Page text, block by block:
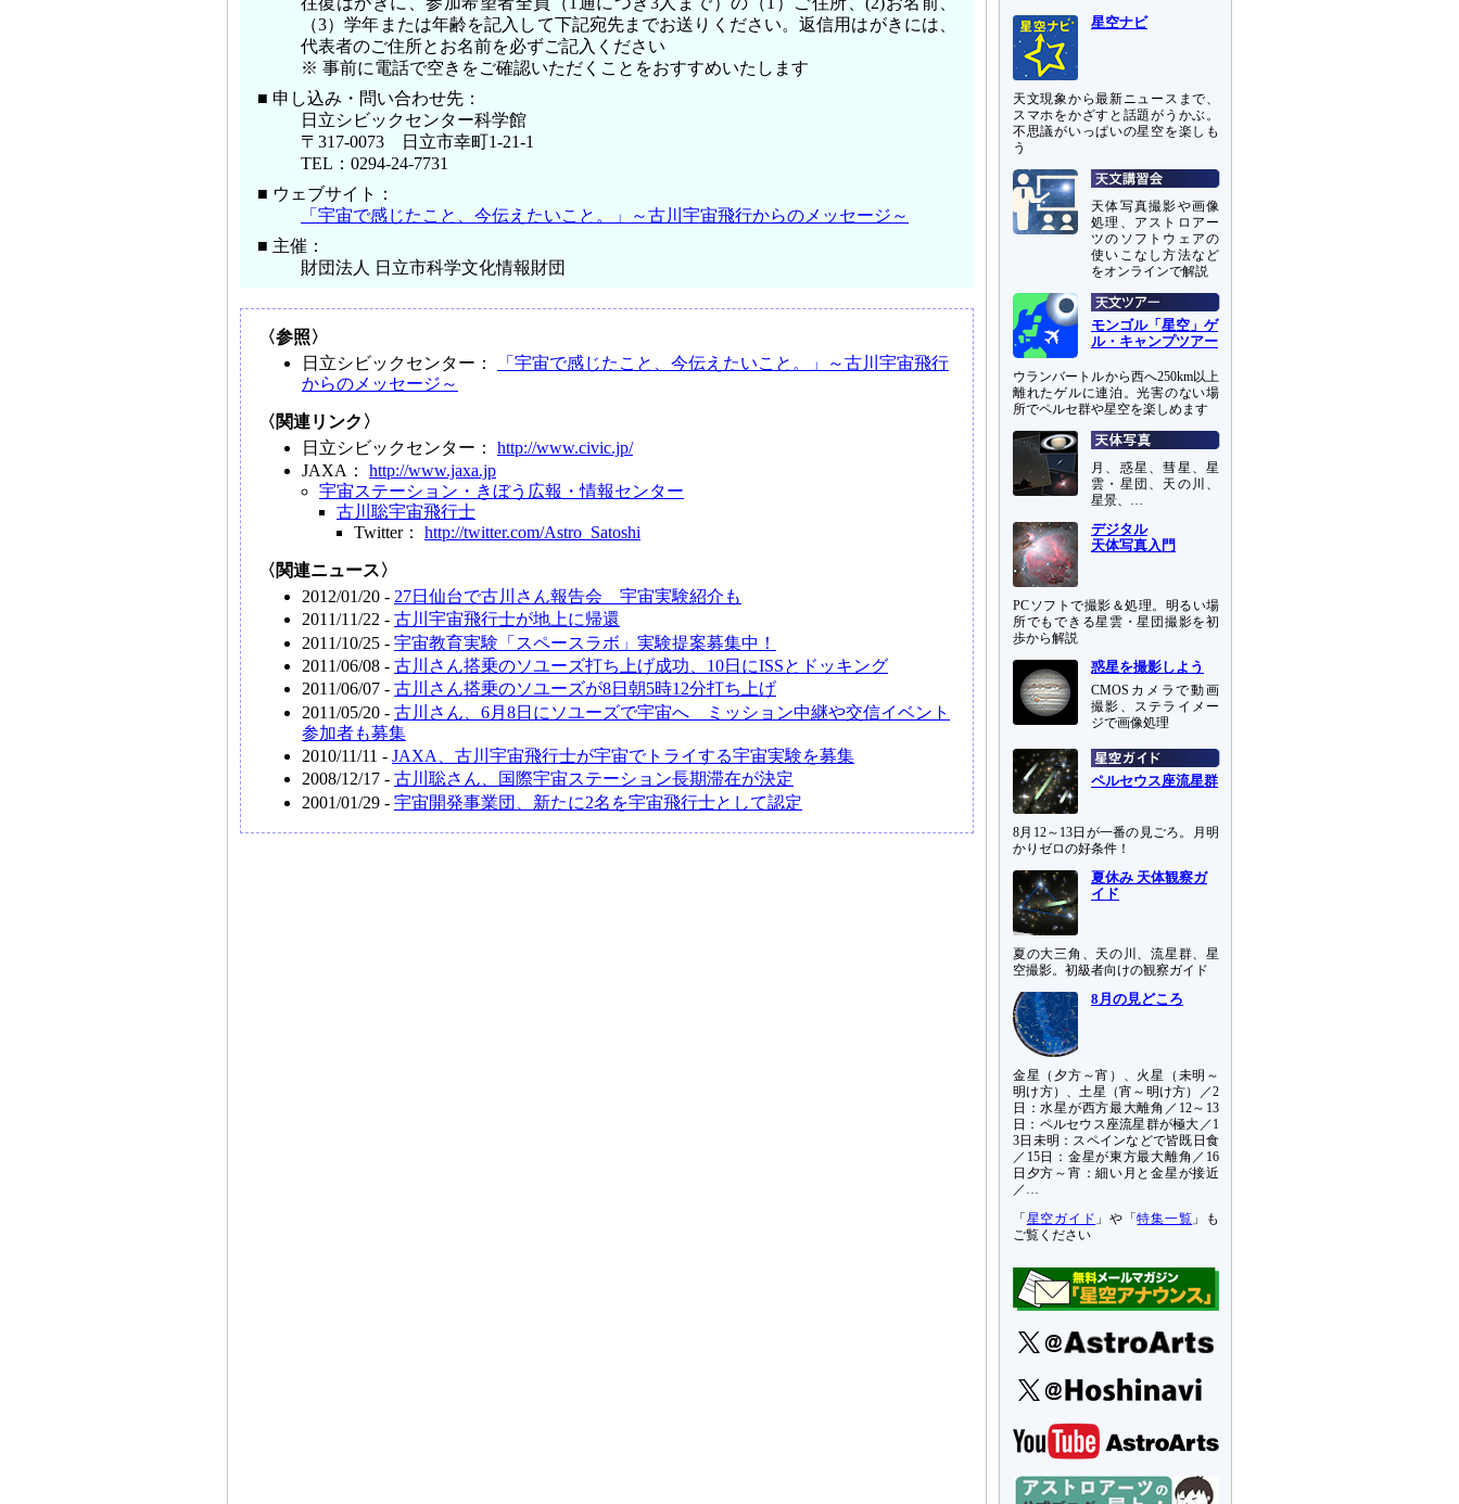
（3）学年または年齢を記入して下記宛先までお送りください。返信用はがきには、
代表者のご住所とお名前を必ずご記入ください
※ 事前に電話で空きをご確認いただくことをおすすめいたします
■ 申し込み・問い合わせ先：
日立シビックセンター科学館
〒317-0073 日立市幸町1-21-1
TEL：0294-24-7731
■ ウェブサイト：
「宇宙で感じたこと、今伝えたいこと。」～古川宇宙飛行からのメッセージ～
■ 主催：
財団法人 日立市科学文化情報財団
〈参照〉
日立シビックセンター：
「宇宙で感じたこと、今伝えたいこと。」～古川宇宙飛行
からのメッセージ～
〈関連リンク〉
日立シビックセンター： http://www.civic.jp/
JAXA： http://www.jaxa.jp
宇宙ステーション・きぼう広報・情報センター
古川聡宇宙飛行士
Twitter： http://twitter.com/Astro_Satoshi
〈関連ニュース〉
2012/01/20 - 27日仙台で古川さん報告会 宇宙実験紹介も
2011/11/22 - 古川宇宙飛行士が地上に帰還
2011/10/25 - 宇宙教育実験「スペースラボ」実験提案募集中！
2011/06/08 - 古川さん搭乗のソユーズ打ち上げ成功、10日にISSとドッキング
2011/06/07 - 古川さん搭乗のソユーズが8日朝5時12分打ち上げ
2011/05/20 - 古川さん、6月8日にソユーズで宇宙へ ミッション中継や交信イベント
参加者も募集
2010/11/11 - JAXA、古川宇宙飛行士が宇宙でトライする宇宙実験を募集
2008/12/17 - 古川聡さん、国際宇宙ステーション長期滞在が決定
2001/01/29 - 宇宙開発事業団、新たに2名を宇宙飛行士として認定
星空ナビ
天文現象から最新ニュースまで、
スマホをかざすと話題がうかぶ。
不思議がいっぱいの星空を楽しも
う
天体写真撮影や画像
処理、アストロアー
ツのソフトウェアの
使いこなし方法など
をオンラインで解説
モンゴル「星空」ゲ
ル・キャンプツアー
ウランバートルから西へ250km以上
離れたゲルに連泊。光害のない場
所でペルセ群や星空を楽しめます
月、惑星、彗星、星
雲・星団、天の川、
星景、…
デジタル
天体写真入門
PCソフトで撮影＆処理。明るい場
所でもできる星雲・星団撮影を初
歩から解説
惑星を撮影しよう
CMOSカメラで動画
撮影、ステライメー
ジで画像処理
ペルセウス座流星群
8月12～13日が一番の見ごろ。月明
かりゼロの好条件！
夏休み 天体観察ガ
イド
夏の大三角、天の川、流星群、星
空撮影。初級者向けの観察ガイド
8月の見どころ
金星（夕方～宵）、火星（未明～
明け方）、土星（宵～明け方）／2
日：水星が西方最大離角／12～13
日：ペルセウス座流星群が極大／1
3日未明：スペインなどで皆既日食
／15日：金星が東方最大離角／16
日夕方～宵：細い月と金星が接近
／…
「 星空ガイド 」や「特集一覧 」も
ご覧ください